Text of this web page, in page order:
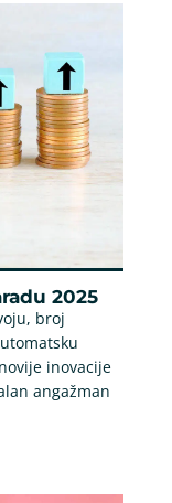
2025
broj
inovacije
angažman